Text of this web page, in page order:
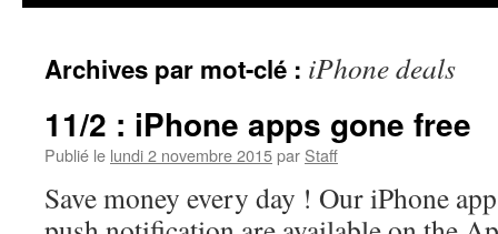
Archives par mot-clé : iPhone deals
11/2 : iPhone apps gone free
Publié le lundi 2 novembre 2015par Staff
Save money every day ! Our iPhone